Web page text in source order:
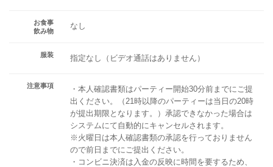
お食事
飲み物
なし
服装 指定なし（ビデオ通話はありません）
注意事項
・本人確認書類はパーティー開始30分前までにご提
出ください。（21時以降のパーティーは当日の20時
が提出期限となります。）承認できなかった場合は
システムにて自動的にキャンセルされます。
※火曜日は本人確認書類の承認を行っておりません
ので前日までにご提出ください。
・コンビニ決済は入金の反映に時間を要するため、